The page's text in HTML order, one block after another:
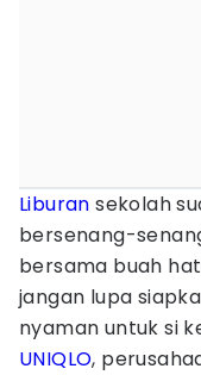
Liburan sekolah
bersenang-
bersama buah
jangan lupa
nyaman untuk si
UNIQLO,